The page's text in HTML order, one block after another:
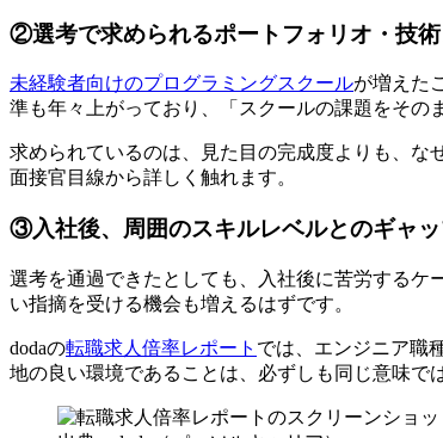
②選考で求められるポートフォリオ・技
未経験者向けのプログラミングスクールが増えた
準も年々上がっており、「スクールの課題をその
求められているのは、見た目の完成度よりも、 な
面接官目線から詳しく触れます。
③入社後、周囲のスキルレベルとのギャ
選考を通過できたとしても、入社後に苦労する
い指摘を受ける機会も増えるはずです。
dodaの転職求人倍率レポート では、エンジニア職
地の良い環境であることは、必ずしも同じ意味で